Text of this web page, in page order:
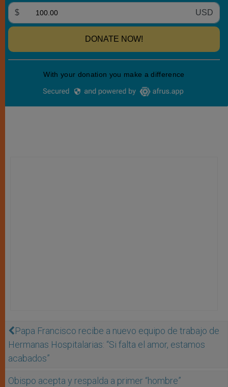
Papa Francisco recibe a nuevo equipo de trabajo de
Hermanas Hospitalarias: “Si falta el amor, estamos
acabados”
Obispo acepta y respalda a primer “hombre”